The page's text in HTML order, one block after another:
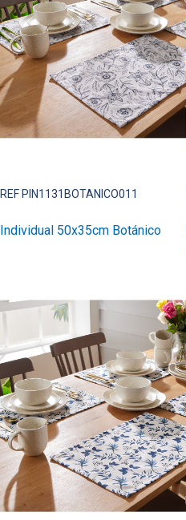
REF PIN1131BOTANICO011
Individual 50x35cm Botánico